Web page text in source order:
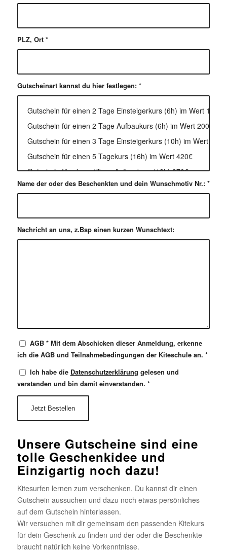
PLZ, Ort *
Gutscheinart kannst du hier festlegen: *
Name der oder des Beschenkten und dein Wunschmotiv Nr.: *
Nachricht an uns, z.Bsp einen kurzen Wunschtext:
AGB * Mit dem Abschicken dieser Anmeldung, erkenne
ich die AGB und Teilnahmebedingungen der Kiteschule an. *
Ich habe die Datenschutzerklärung gelesen und
verstanden und bin damit einverstanden. *
Unsere Gutscheine sind eine
tolle Geschenkidee und
Einzigartig noch dazu!
Kitesurfen lernen zum verschenken. Du kannst dir einen
Gutschein aussuchen und dazu noch etwas persönliches
auf dem Gutschein hinterlassen.
Wir versuchen mit dir gemeinsam den passenden Kitekurs
für dein Geschenk zu finden und der oder die Beschenkte
braucht natürlich keine Vorkenntnisse.